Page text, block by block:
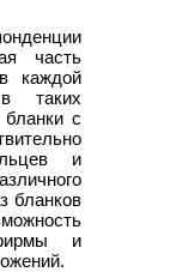
часть
каждой
таких
бланки с
и
бланков
и